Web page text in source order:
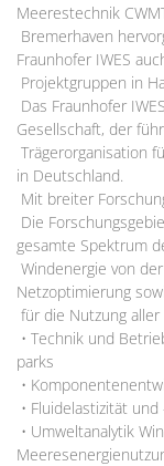
Meerestechnik
Bremerhaven
Fraunhofer IWES
Projektgruppen in
Das Fraunhofer
Gesellschaft, der
Trägerorganisation
in Deutschland.
Mit breiter
Die
gesamte Spektrum
Windenergie von
Netzoptimierung
für die Nutzung
• Technik und
parks
•
• Fluidelastizität und
• Umweltanalytik